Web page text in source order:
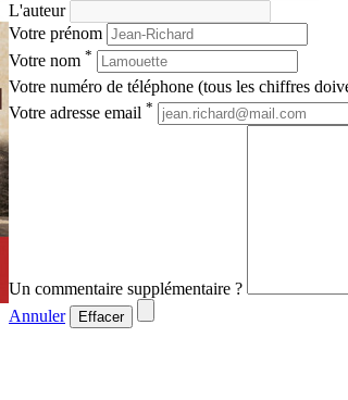
L'auteur
Votre prénom
Votre nom *
Votre numéro de téléphone (tous les chiffres
Votre adresse email *
Un commentaire supplémentaire ?
Annuler
Effacer